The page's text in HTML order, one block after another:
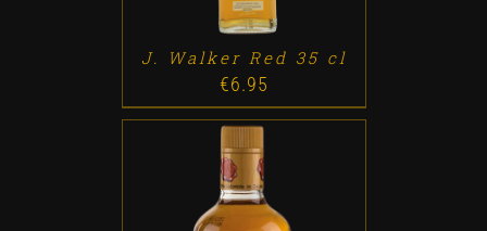
J. Walker Red 35 cl
€6.95